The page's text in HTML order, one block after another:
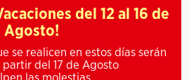
del 12 al 16 de
Agosto!
se realicen en estos días serán
partir del 17 de Agosto
las molestias